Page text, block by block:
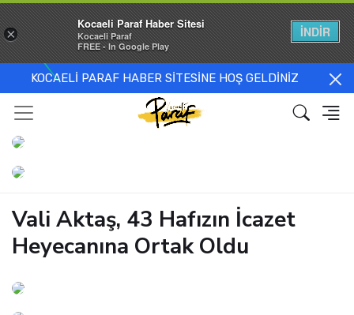
KOCAELİ PARAF HABER SİTESİNE HOŞ GELDİNİZ
Vali Aktaş, 43 Hafızın İcazet
Heyecanına Ortak Oldu
×
Kocaeli Paraf Haber Sitesi
Kocaeli Paraf
FREE - In Google Play
İNDİR